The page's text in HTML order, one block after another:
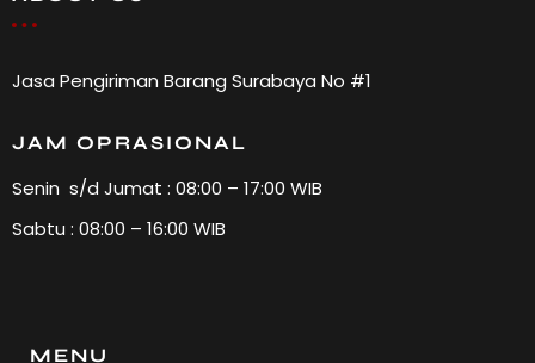
Jasa Pengiriman Barang Surabaya No #1
JAM OPRASIONAL
Senin s/d Jumat : 08:00 – 17:00 WIB
Sabtu : 08:00 – 16:00 WIB
MENU